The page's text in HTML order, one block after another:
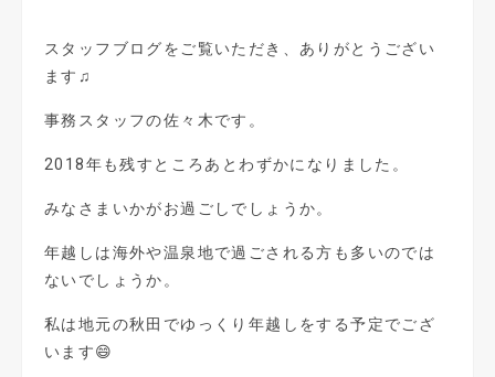
スタッフブログをご覧いただき、ありがとうござい
ます♫
事務スタッフの佐々木です。
2018年も残すところあとわずかになりました。
みなさまいかがお過ごしでしょうか。
年越しは海外や温泉地で過ごされる方も多いのでは
ないでしょうか。
私は地元の秋田でゆっくり年越しをする予定でござ
います😄